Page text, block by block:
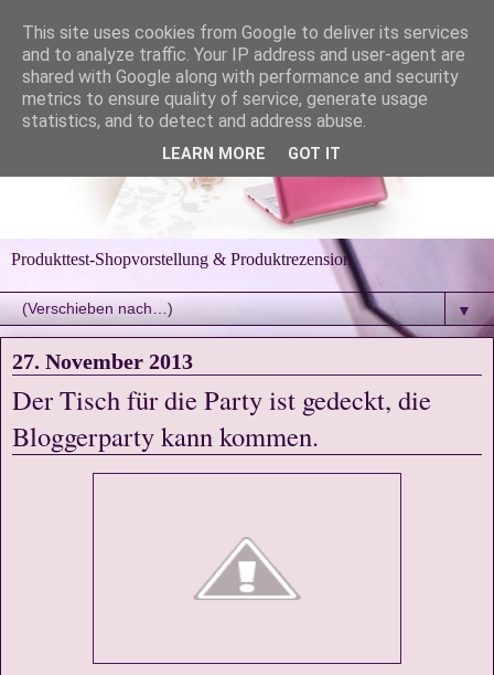
Produkttest-Shopvorstellung & Produktrezension
▼
27. November 2013
Der Tisch für die Party ist gedeckt, die
Bloggerparty kann kommen.
This site uses cookies from Google to deliver its services
and to analyze traffic. Your IP address and user-agent are
shared with Google along with performance and security
metrics to ensure quality of service, generate usage
statistics, and to detect and address abuse.
LEARN MORE GOT IT